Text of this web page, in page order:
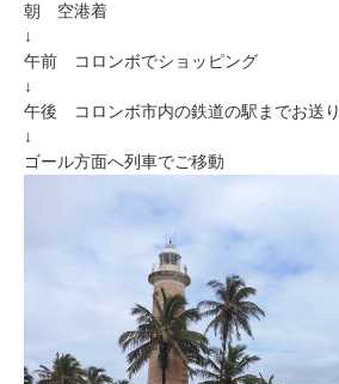
朝 空港着
↓
午前 コロンボでショッピング
↓
午後 コロンボ市内の鉄道の駅までお送り
↓
ゴール方面へ列車でご移動